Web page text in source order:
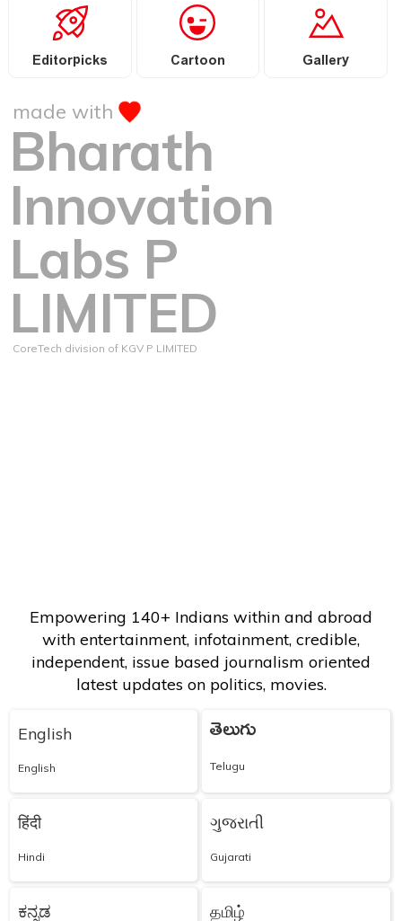
Editorpicks Cartoon Gallery
made with
Bharath
Innovation
Labs P
LIMITED
CoreTech division of KGV P LIMITED
Empowering 140+ Indians within and abroad
with entertainment, infotainment, credible,
independent, issue based journalism oriented
latest updates on politics, movies.
English
English
తెలుగు
Telugu
हिंदी
Hindi
ગુજરાતી
Gujarati
ಕನ್ನಡ தமிழ்